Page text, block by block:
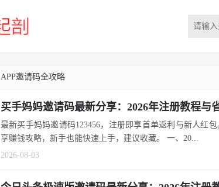
APP邀请码全攻略
买手妈妈邀请码最新分享：2026年注册教程与
最新买手妈妈邀请码123456，注册即享首单返利与新人红
享赚钱攻略，新手也能快速上手，建议收藏。 一、20...
2026-08-03